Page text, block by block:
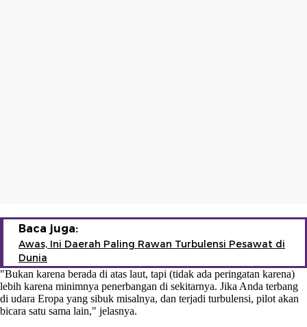
Baca juga:
Awas, Ini Daerah Paling Rawan Turbulensi Pesawat di
Dunia
"Bukan karena berada di atas laut, tapi (tidak ada peringatan karena)
lebih karena minimnya penerbangan di sekitarnya. Jika Anda terbang
di udara Eropa yang sibuk misalnya, dan terjadi turbulensi, pilot akan
bicara satu sama lain," jelasnya.